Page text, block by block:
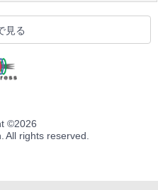
見る
©2026
All rights reserved.